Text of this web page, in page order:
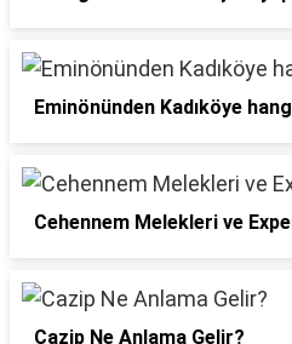
Eminönünden Kadıköye
Cehennem Melekleri ve
Cazip Ne Anlama Gelir?